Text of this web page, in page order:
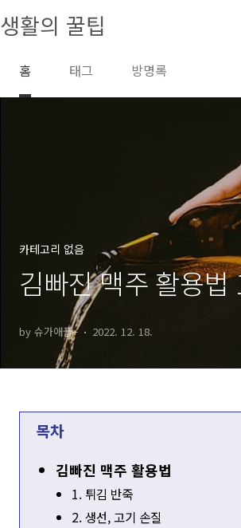
생활의 꿀팁
홈 태그 방명록
카테고리 없음
김빠진 맥주 활용법
by 슈가애플+ 2022. 12. 18.
목차
김빠진 맥주 활용법
1. 튀김 반죽
2. 생선, 고기 손질